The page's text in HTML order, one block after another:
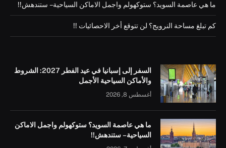
ما هي عاصمة السويد؟ ستوكهولم واجمل الاماكن السياحية – ستندهش!!
كم تبلغ مساحة النرويج؟ لن تتوقع أخر الاحصائيات !!
السفر إلى إسبانيا في عيد الفطر 2027: الشروط
والأماكن السياحية الأجمل
أغسطس 8, 2026
ما هي عاصمة السويد؟ ستوكهولم واجمل الاماكن
السياحية – ستندهش!!